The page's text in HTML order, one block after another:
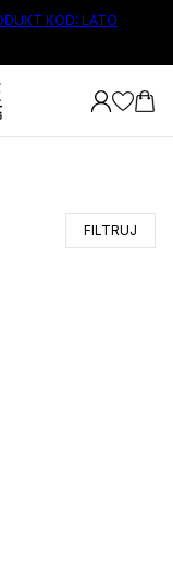
KOD: LATO
FILTRUJ